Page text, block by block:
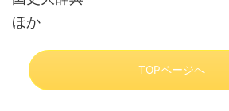
ほか
TOPページへ